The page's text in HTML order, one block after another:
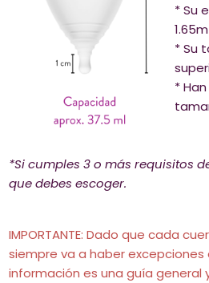
* Su
1.65m
* Su
*
*Si cumples 3 o más requisitos
que debes escoger.
IMPORTANTE:Dado que cada
siempre va a haber
información es una guía general